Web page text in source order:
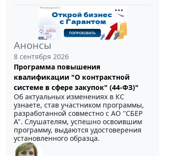
Анонсы
8 сентября 2026
Программа повышения
квалификации "О контрактной
системе в сфере закупок" (44-ФЗ)"
Об актуальных изменениях в КС
узнаете, став участником программы,
разработанной совместно с АО ''СБЕР
А". Слушателям, успешно освоившим
программу, выдаются удостоверения
установленного образца.